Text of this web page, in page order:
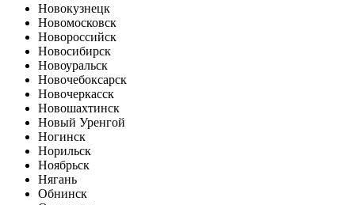
Новокузнецк
Новомосковск
Новороссийск
Новосибирск
Новоуральск
Новочебоксарск
Новочеркасск
Новошахтинск
Новый Уренгой
Ногинск
Норильск
Ноябрьск
Нягань
Обнинск